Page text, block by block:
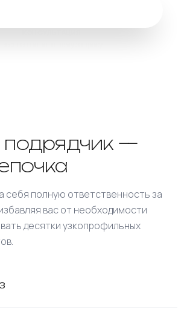
—
себя полную ответственность за
вас от необходимости
десятки узкопрофильных